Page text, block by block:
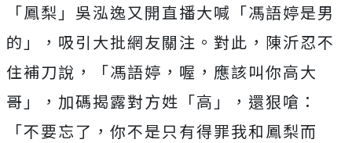
「鳳梨」吳泓逸又開直播大喊「馮語婷是男
的」，吸引大批網友關注。對此，陳沂忍不
住補刀說，「馮語婷，喔，應該叫你高大
哥」，加碼揭露對方姓「高」，還狠嗆：
「不要忘了，你不是只有得罪我和鳳梨而